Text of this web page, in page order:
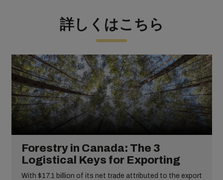
詳しくはこちら
Forestry in Canada: The 3
Logistical Keys for Exporting
With $17.1 billion of its net trade attributed to the export